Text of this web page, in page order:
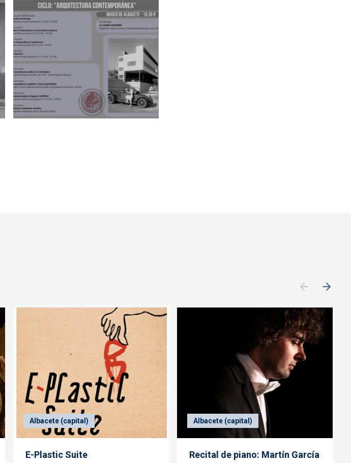
Albacete (capital)
E-Plastic Suite
Albacete (capital)
Recital de piano: Martín García